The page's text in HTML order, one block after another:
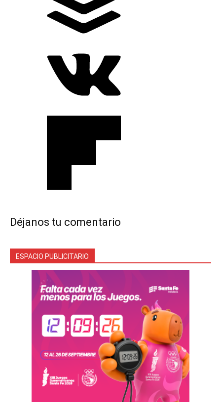
Déjanos tu comentario
ESPACIO PUBLICITARIO